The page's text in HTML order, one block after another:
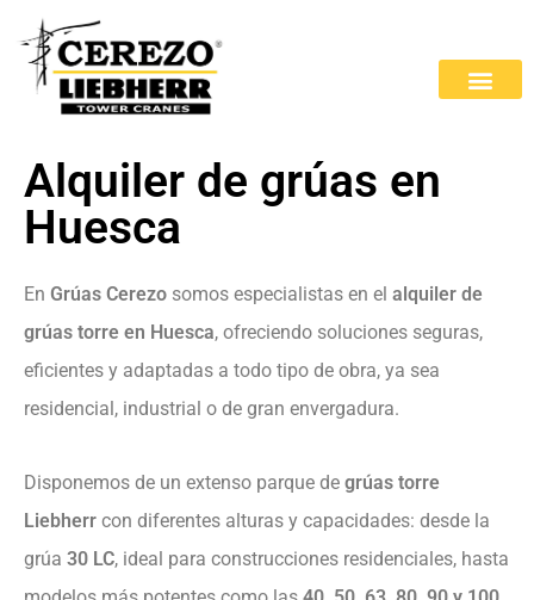
Alquiler de grúas en
Huesca
En Grúas Cerezo somos especialistas en el alquiler de
grúas torre en Huesca, ofreciendo soluciones seguras,
eficientes y adaptadas a todo tipo de obra, ya sea
residencial, industrial o de gran envergadura.
Disponemos de un extenso parque de grúas torre
Liebherr con diferentes alturas y capacidades: desde la
grúa 30 LC, ideal para construcciones residenciales, hasta